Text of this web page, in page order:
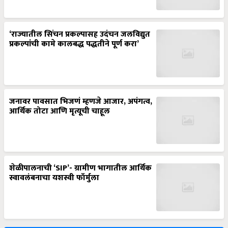
‘राज्यातील सिंचन प्रकल्पासह उदंचन जलविद्युत
प्रकल्पांची कामे कालबद्ध पद्धतीने पूर्ण करा’
जनावर पावसात भिजणं म्हणजे आजार, अपंगत्व,
आर्थिक तोटा आणि मृत्यूची चाहूल
शेळीपालनाची ‘SIP’- ग्रामीण भागातील आर्थिक
स्वावलंबनाचा यशस्वी फॉर्मुला